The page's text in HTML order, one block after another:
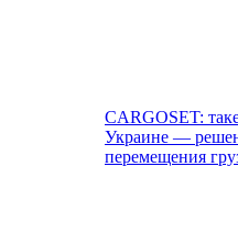
CARGOSET:
Украине —
перемещения